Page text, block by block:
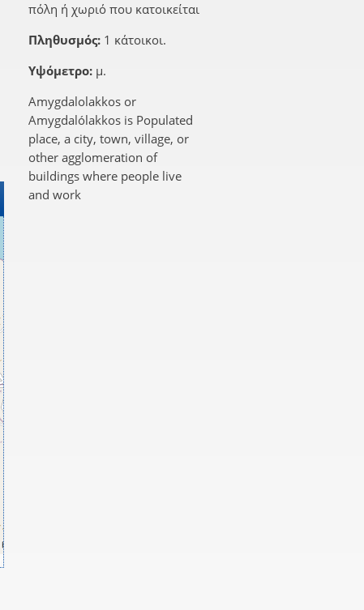
πόλη ή χωριό που κατοικείται
Πληθυσμός: 1 κάτοικοι.
Υψόμετρο: μ.
Amygdalolakkos or
Amygdalólakkos is Populated
place, a city, town, village, or
other agglomeration of
buildings where people live
and work